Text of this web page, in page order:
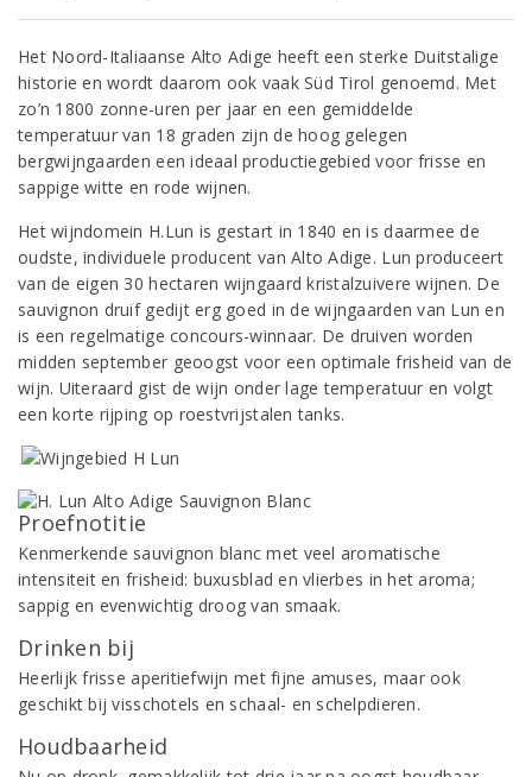
Het Noord-Italiaanse Alto Adige heeft een sterke Duitstalige
historie en wordt daarom ook vaak Süd Tirol genoemd. Met
zo’n 1800 zonne-uren per jaar en een gemiddelde
temperatuur van 18 graden zijn de hoog gelegen
bergwijngaarden een ideaal productiegebied voor frisse en
sappige witte en rode wijnen.
Het wijndomein H.Lun is gestart in 1840 en is daarmee de
oudste, individuele producent van Alto Adige. Lun produceert
van de eigen 30 hectaren wijngaard kristalzuivere wijnen. De
sauvignon druif gedijt erg goed in de wijngaarden van Lun en
is een regelmatige concours-winnaar. De druiven worden
midden september geoogst voor een optimale frisheid van de
wijn. Uiteraard gist de wijn onder lage temperatuur en volgt
een korte rijping op roestvrijstalen tanks.
Proefnotitie
Kenmerkende sauvignon blanc met veel aromatische
intensiteit en frisheid: buxusblad en vlierbes in het aroma;
sappig en evenwichtig droog van smaak.
Drinken bij
Heerlijk frisse aperitiefwijn met fijne amuses, maar ook
geschikt bij visschotels en schaal- en schelpdieren.
Houdbaarheid